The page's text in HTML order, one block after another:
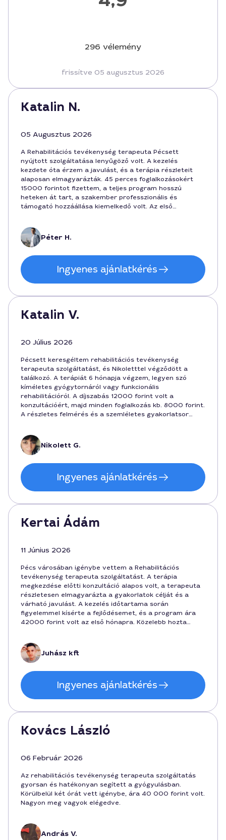
296 vélemény
frissítve 05 augusztus 2026
Katalin N.
05 Augusztus 2026
A Rehabilitációs tevékenység terapeuta Pécsett
nyújtott szolgáltatása lenyűgöző volt. A kezelés
kezdete óta érzem a javulást, és a terápia részleteit
alaposan elmagyarázták. 45 perces foglalkozásokért
15000 forintot fizettem, a teljes program hosszú
heteken át tart, a szakember professzionális és
támogató hozzáállása kiemelkedő volt. Az első
jelentősen javították. Rendszeresen visszajelzett és
motivált, ezért ajánlom másoknak is ezt a szolgáltatást.
Péter H.
Ingyenes ajánlatkérés
Katalin V.
20 Július 2026
Pécsett keresgéltem rehabilitációs tevékenység
terapeuta szolgáltatást, és Nikoletttel végződött a
találkozó. A terápiát 6 hónapja végzem, legyen szó
kíméletes gyógytornáról vagy funkcionális
rehabilitációról. A díjszabás 12000 forint volt a
konzultációért, majd minden foglalkozás kb. 8000 forint.
A részletes felmérés és a szemléletes gyakorlatsor
szabott tervre, és a városban ez kiemelten
versenyképes.
Nikolett G.
Ingyenes ajánlatkérés
Kertai Ádám
11 Június 2026
Pécs városában igénybe vettem a Rehabilitációs
tevékenység terapeuta szolgáltatást. A terápia
megkezdése előtti konzultáció alapos volt, a terapeuta
részletesen elmagyarázta a gyakorlatok célját és a
várható javulást. A kezelés időtartama során
figyelemmel kísérte a fejlődésemet, és a program ára
42000 forint volt az első hónapra. Közelebb hozta
Juhász kft
Ingyenes ajánlatkérés
Kovács László
06 Február 2026
Az rehabilitációs tevékenység terapeuta szolgáltatás
gyorsan és hatékonyan segített a gyógyulásban.
Körülbelül két órát vett igénybe, ára 40 000 forint volt.
Nagyon meg vagyok elégedve.
András V.